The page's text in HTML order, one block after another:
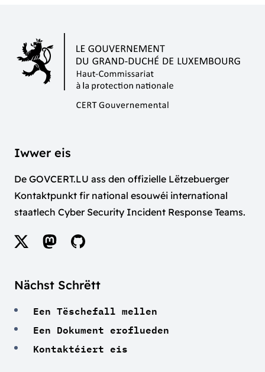
Iwwer eis
De GOVCERT.LU ass den offizielle Lëtzebuerger
Kontaktpunkt fir national esouwéi international
staatlech Cyber Security Incident Response Teams.
Nächst Schrëtt
Een Tëschefall mellen
Een Dokument eroflueden
Kontaktéiert eis